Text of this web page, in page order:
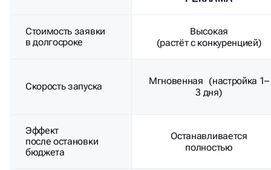
Стоимость заявки
в долгосроке
Высокая
(растёт с конкуренцией)
Скорость запуска
Мгновенная (настройка 1–
3 дня)
Эффект
после остановки
бюджета
Останавливается
полностью